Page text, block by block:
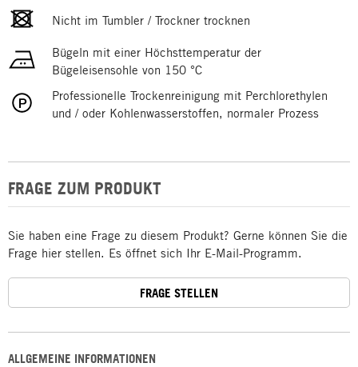
ALLGEMEINE INFORMATIONEN
Nicht im Tumbler / Trockner trocknen
Bügeln mit einer Höchsttemperatur der
Bügeleisensohle von 150 °C
Professionelle Trockenreinigung mit Perchlorethylen
und / oder Kohlenwasserstoffen, normaler Prozess
FRAGE ZUM PRODUKT
Sie haben eine Frage zu diesem Produkt? Gerne können Sie die
Frage hier stellen. Es öffnet sich Ihr E-Mail-Programm.
FRAGE STELLEN